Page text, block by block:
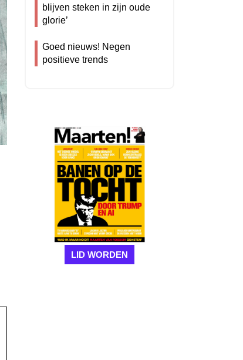
blijven steken in zijn oude
glorie’
Goed nieuws! Negen
positieve trends
LID WORDEN